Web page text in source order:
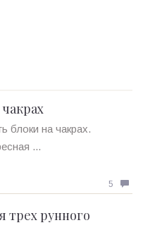
блоки на чакрах.
...
5
трех рунного